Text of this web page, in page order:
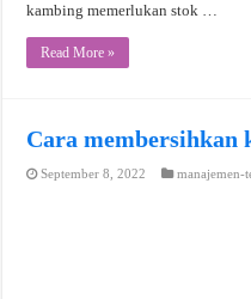
kambing memerlukan stok …
Read More »
Cara membersihkan
September 8, 2022 manajemen-